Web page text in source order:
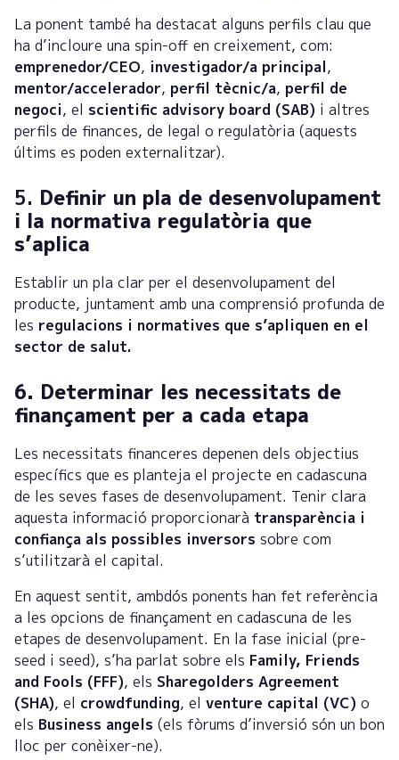
La ponent també ha destacat alguns perfils clau que
ha d’incloure una spin-off en creixement, com:
emprenedor/CEO, investigador/a principal,
mentor/accelerador, perfil tècnic/a, perfil de
negoci, el scientific advisory board (SAB) i altres
perfils de finances, de legal o regulatòria (aquests
últims es poden externalitzar).
5. Definir un pla de desenvolupament
i la normativa regulatòria que
s’aplica
Establir un pla clar per el desenvolupament del
producte, juntament amb una comprensió profunda de
les regulacions i normatives que s’apliquen en el
sector de salut.
6. Determinar les necessitats de
finançament per a cada etapa
Les necessitats financeres depenen dels objectius
específics que es planteja el projecte en cadascuna
de les seves fases de desenvolupament. Tenir clara
aquesta informació proporcionarà transparència i
confiança als possibles inversors sobre com
s’utilitzarà el capital.
En aquest sentit, ambdós ponents han fet referència
a les opcions de finançament en cadascuna de les
etapes de desenvolupament. En la fase inicial (pre-
seed i seed), s’ha parlat sobre els Family, Friends
and Fools (FFF), els Sharegolders Agreement
(SHA), el crowdfunding, el venture capital (VC) o
els Business angels (els fòrums d’inversió són un bon
lloc per conèixer-ne).